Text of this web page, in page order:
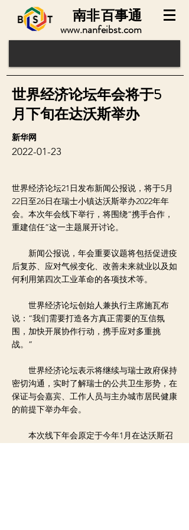
www.nanfeibst.com
百事通
南非
世界经济论坛21日发布新闻公报说，将于5月
22日至26日在瑞士小镇达沃斯举办2022年年
会。本次年会线下举行，将围绕“携手合作，
重建信任”这一主题展开讨论。
新闻公报说，年会重要议题将包括促进疫
后复苏、应对气候变化、改善未来就业以及如
何利用第四次工业革命的各项技术等。
世界经济论坛创始人兼执行主席施瓦布
说：“我们需要打造各方真正需要的互信氛
围，加快开展协作行动，携手应对多重挑
战。”
世界经济论坛表示将继续与瑞士政府保持
密切沟通，实时了解瑞士的公共卫生形势，在
保证与会嘉宾、工作人员与主办城市居民健康
的前提下举办年会。
本次线下年会原定于今年1月在达沃斯召
新华网
2022-01-23
世界经济论坛年会将于5
月下旬在达沃斯举办